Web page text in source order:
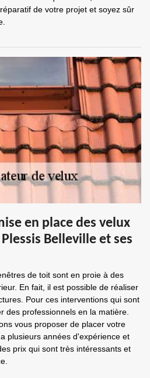
de votre projet et soyez sûr
en place des velux
Belleville et ses
de toit sont en proie à des
En fait, il est possible de réaliser
Pour ces interventions qui sont
des professionnels en la matière.
vous proposer de placer votre
plusieurs années d'expérience et
prix qui sont très intéressants et